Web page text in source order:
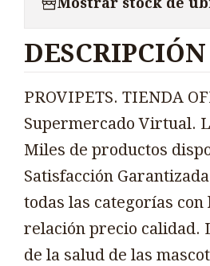
DESCRIPCIÓN
PROVIPETS. TIENDA
Supermercado Virtual.
Miles de productos
Satisfacción
todas las categorías con
relación precio calidad.
de la salud de las